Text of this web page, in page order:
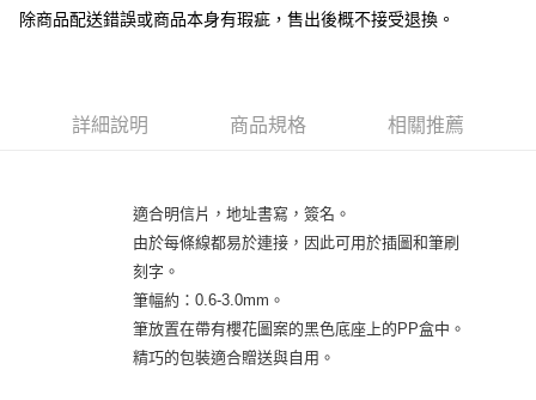
除商品配送錯誤或商品本身有瑕疵，售出後概不接受退換。
詳細說明 商品規格 相關推薦
適合明信片，地址書寫，簽名。
由於每條線都易於連接，因此可用於插圖和筆刷
刻字。
筆幅約：0.6-3.0mm。
筆放置在帶有櫻花圖案的黑色底座上的PP盒中。
精巧的包裝適合贈送與自用。